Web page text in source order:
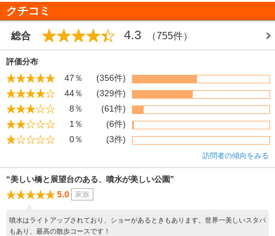
季折々のイベントも実施され、シーズンを通した賑わいをみせる。ライトアッ
プされた夜の公園も幻想的。
クチコミ
総合 4.3 （755件）
評価分布
47％
(356件)
44％
(329件)
8％
(61件)
1％
(6件)
0％
(3件)
訪問者の傾向をみる
“美しい橋と展望台のある、噴水が美しい公園”
5.0 家族
噴水はライトアップされており、ショーがあるときもあります。世界一美しいスタバ
もあり、最高の散歩コースです！